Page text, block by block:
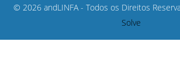
© 2026 andLINFA - Todos os Direitos
Solve